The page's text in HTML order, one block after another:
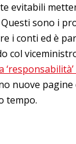
evitabili
sono i
i conti ed è
col
nuove
tempo.